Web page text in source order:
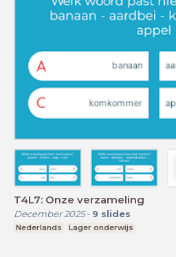
T4L7: Onze verzameling
December 2025- 9 slides
Nederlands Lager onderwijs